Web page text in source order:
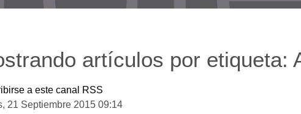
artículos por etiqueta:
a este canal RSS
21 Septiembre 2015 09:14